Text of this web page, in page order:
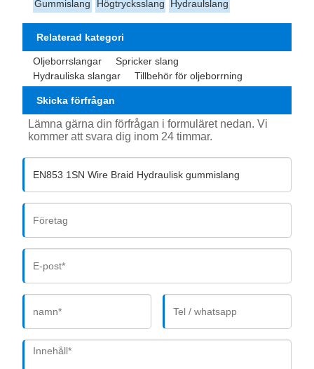
Gummislang Högtrycksslang Hydraulslang
Relaterad kategori
Oljeborrslangar
Spricker slang
Hydrauliska slangar
Tillbehör för oljeborrning
Skicka förfrågan
Lämna gärna din förfrågan i formuläret nedan. Vi
kommer att svara dig inom 24 timmar.